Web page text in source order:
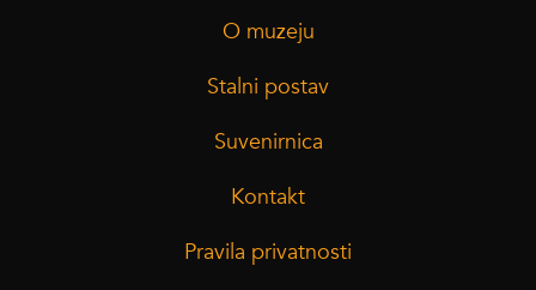
O muzeju
Stalni postav
Suvenirnica
Kontakt
Pravila privatnosti